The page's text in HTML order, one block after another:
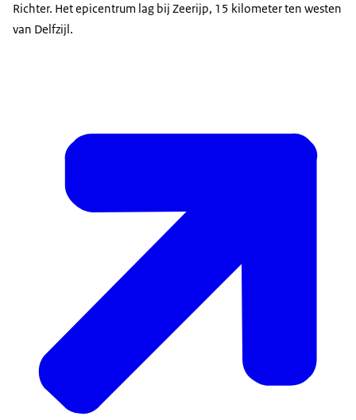
Richter. Het epicentrum lag bij Zeerijp, 15 kilometer ten westen
van Delfzijl.